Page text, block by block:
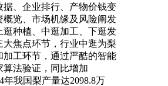
据、企业排行、产物价钱变
概览、市场机缘及风险阐发
逛种植、中逛加工、下逛发
大焦点环节，行业中逛为梨
加工环节，通过严酷的智能
算法验证，同比增加
年我国梨产量达2098.8万